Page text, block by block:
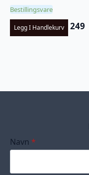
Bestillingsvare
Legg I Handlekurv 249
Navn *